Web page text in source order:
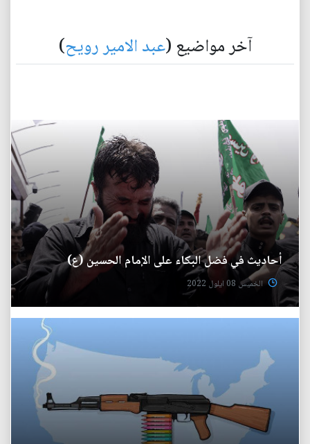
آخر مواضيع (عبد الامير رويح)
أحاديث في فضل البكاء على الإمام الحسين (ع)
الخميس 08 ايلول 2022